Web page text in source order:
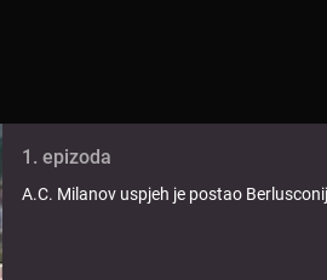
1. epizoda
A.C. Milanov uspjeh je postao